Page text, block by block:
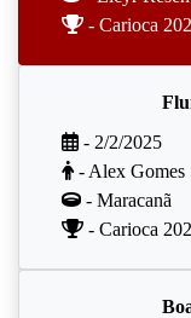
- Carioca
- 2/2/2025
- Alex Gomes
- Maracanã
- Carioca